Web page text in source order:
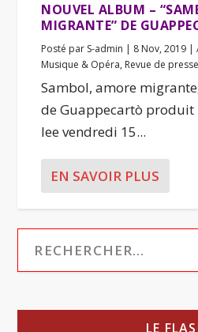
NOUVEL ALBUM –
MIGRANTE” DE
Posté par S-admin | 8 Nov, 2019 |
Musique & Opéra, Revue de presse
Sambol, amore
de Guappecartò
lee vendredi 15...
EN SAVOIR PLUS
LE